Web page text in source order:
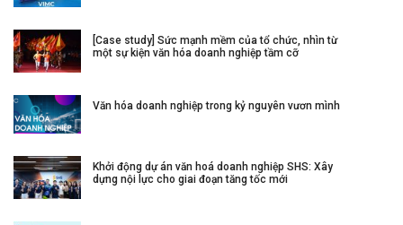
[Case study] Sức mạnh mềm của tổ chức, nhìn từ
một sự kiện văn hóa doanh nghiệp tầm cỡ
Văn hóa doanh nghiệp trong kỷ nguyên vươn mình
Khởi động dự án văn hoá doanh nghiệp SHS: Xây
dựng nội lực cho giai đoạn tăng tốc mới